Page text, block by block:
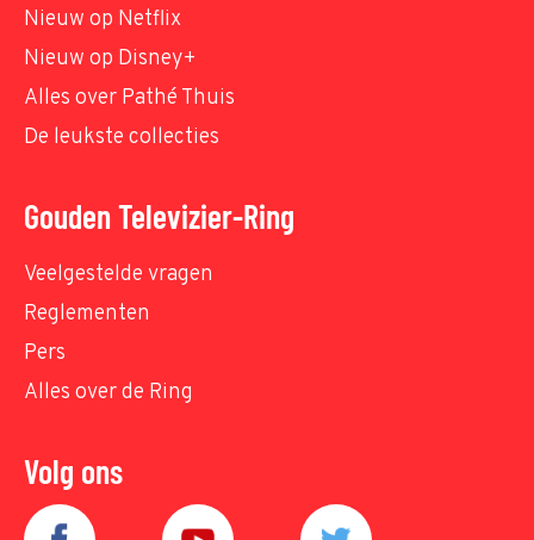
Nieuw op Netflix
Nieuw op Disney+
Alles over Pathé Thuis
De leukste collecties
Gouden Televizier-Ring
Veelgestelde vragen
Reglementen
Pers
Alles over de Ring
Volg ons